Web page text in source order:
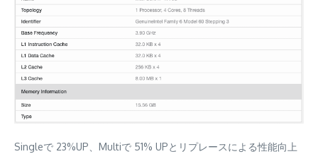
Singleで 23%UP、Multiで 51% UPとリプレースによる性能向上